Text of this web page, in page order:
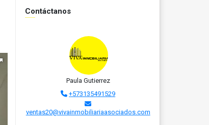
Contáctanos
Paula Gutierrez
+573135491529
ventas20@vivainmobiliariaasociados.com